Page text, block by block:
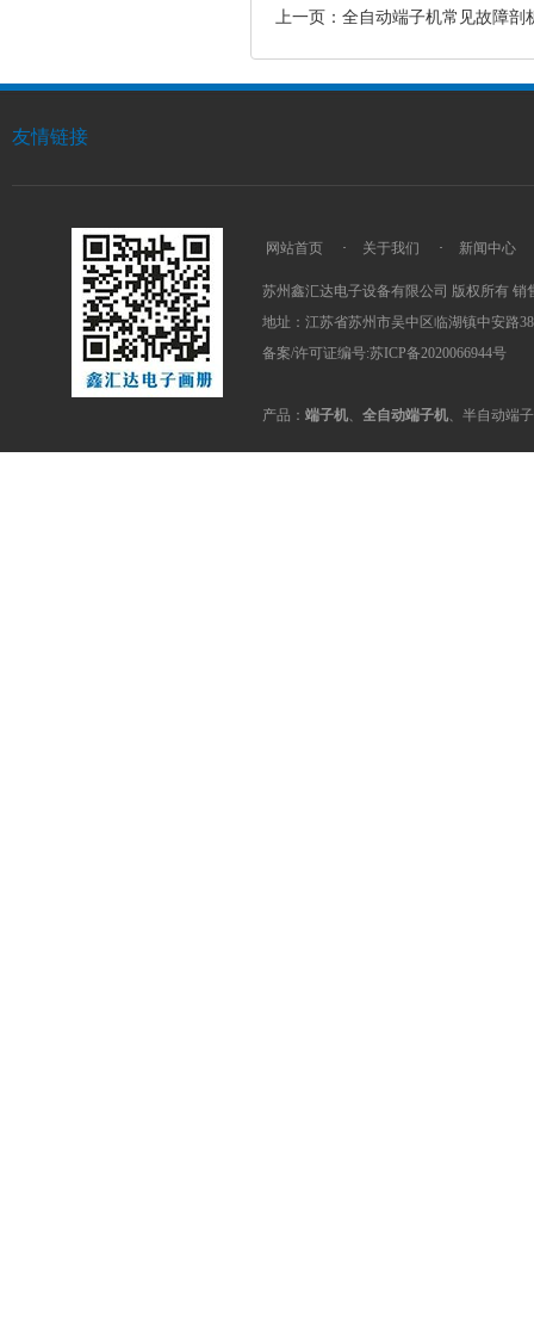
上一页：全自动端子机常见故障剖
友情链接
网站首页 · 关于我们 · 新闻中心
苏州鑫汇达电子设备有限公司 版权所有 销
地址：江苏省苏州市吴中区临湖镇中安路
备案/许可证编号:苏ICP备2020066944号
产品： 端子机、 全自动端子机、半自动端